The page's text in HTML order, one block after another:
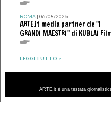
ROMA| 06/08/2026
ARTE.it media partner de "I
GRANDI MAESTRI" di KUBLAI
LEGGI TUTTO >
ARTE.it è una testata